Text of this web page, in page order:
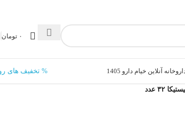
۰ تومان
آنلاین خیام دارو 1405 % تخفیف های
۳۲ عدد